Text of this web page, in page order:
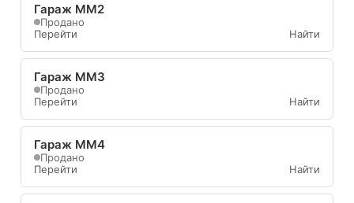
Гараж ММ2
Продано
Перейти
Найти
Гараж ММ3
Продано
Перейти
Найти
Гараж ММ4
Продано
Перейти
Найти